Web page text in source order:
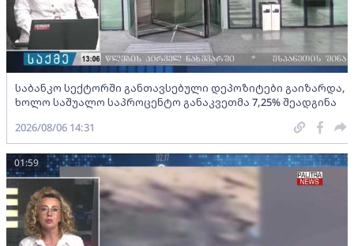
საბანკო სექტორში განთავსებული დეპოზიტები გაიზარდა,
ხოლო საშუალო საპროცენტო განაკვეთმა 7,25% შეადგინა
2026/08/06 14:31
01:59